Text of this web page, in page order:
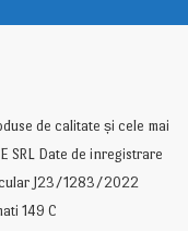
de calitate și cele mai
SRL Date de inregistrare
J23/1283/2022
149 C